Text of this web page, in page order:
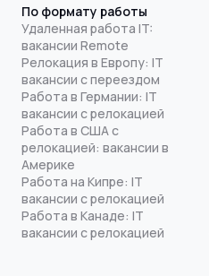
По формату работы
Удаленная работа IT:
вакансии Remote
Релокация в Европу: IT
вакансии с переездом
Работа в Германии: IT
вакансии с релокацией
Работа в США с
релокацией: вакансии в
Америке
Работа на Кипре: IT
вакансии с релокацией
Работа в Канаде: IT
вакансии с релокацией